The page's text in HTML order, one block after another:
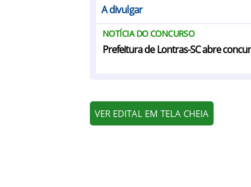
A divulgar
NOTÍCIA DO CONCURSO
Prefeitura de Lontras-SC abre
VER EDITAL EM TELA CHEIA